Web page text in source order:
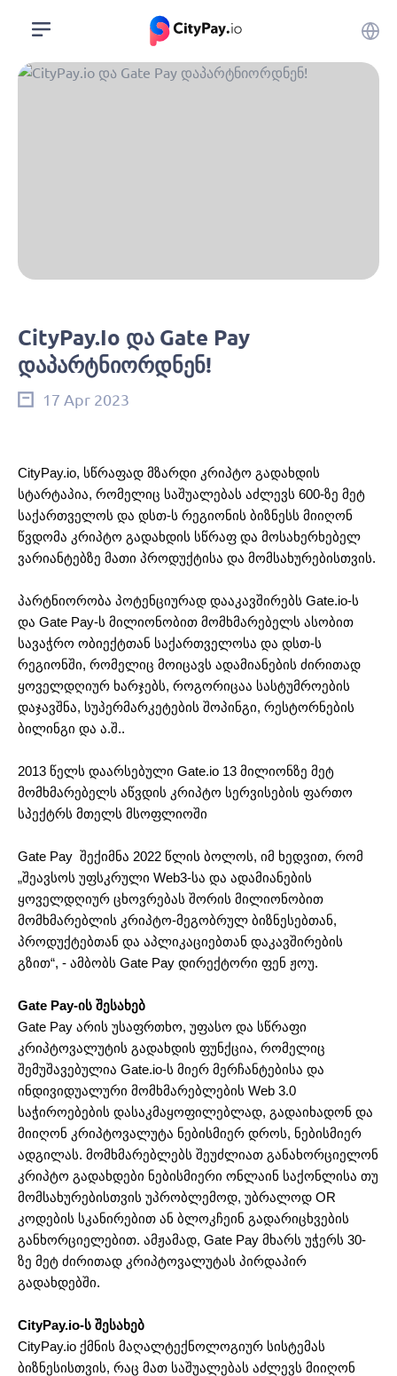
CityPay.io Და Gate Pay
Დაპარტნიორდნენ!
17 Apr 2023
CityPay.io, სწრაფად მზარდი კრიპტო გადახდის
სტარტაპია, რომელიც საშუალებას აძლევს 600-ზე მეტ
საქართველოს და დსთ-ს რეგიონის ბიზნესს მიიღონ
წვდომა კრიპტო გადახდის სწრაფ და მოსახერხებელ
ვარიანტებზე მათი პროდუქტისა და მომსახურებისთვის.
პარტნიორობა პოტენციურად დააკავშირებს Gate.io-ს
და Gate Pay-ს მილიონობით მომხმარებელს ასობით
სავაჭრო ობიექტთან საქართველოსა და დსთ-ს
რეგიონში, რომელიც მოიცავს ადამიანების ძირითად
ყოველდღიურ ხარჯებს, როგორიცაა სასტუმროების
დაჯავშნა, სუპერმარკეტების შოპინგი, რესტორნების
ბილინგი და ა.შ..
2013 წელს დაარსებული Gate.io 13 მილიონზე მეტ
მომხმარებელს აწვდის კრიპტო სერვისების ფართო
სპექტრს მთელს მსოფლიოში
Gate Pay შექიმნა 2022 წლის ბოლოს, იმ ხედვით, რომ
„შეავსოს უფსკრული Web3-სა და ადამიანების
ყოველდღიურ ცხოვრებას შორის მილიონობით
მომხმარებლის კრიპტო-მეგობრულ ბიზნესებთან,
პროდუქტებთან და აპლიკაციებთან დაკავშირების
გზით“, - ამბობს Gate Pay დირექტორი ფენ ჟოუ.
Gate Pay-ის შესახებ
Gate Pay არის უსაფრთხო, უფასო და სწრაფი
კრიპტოვალუტის გადახდის ფუნქცია, რომელიც
შემუშავებულია Gate.io-ს მიერ მერჩანტებისა და
ინდივიდუალური მომხმარებლების Web 3.0
საჭიროებების დასაკმაყოფილებლად, გადაიხადონ და
მიიღონ კრიპტოვალუტა ნებისმიერ დროს, ნებისმიერ
ადგილას. მომხმარებლებს შეუძლიათ განახორციელონ
კრიპტო გადახდები ნებისმიერი ონლაინ საქონლისა თუ
მომსახურებისთვის უპრობლემოდ, უბრალოდ OR
კოდების სკანირებით ან ბლოკჩეინ გადარიცხვების
განხორციელებით. ამჟამად, Gate Pay მხარს უჭერს 30-
ზე მეტ ძირითად კრიპტოვალუტას პირდაპირ
გადახდებში.
CityPay.io-ს შესახებ
CityPay.io ქმნის მაღალტექნოლოგიურ სისტემას
ბიზნესისთვის, რაც მათ საშუალებას აძლევს მიიღონ